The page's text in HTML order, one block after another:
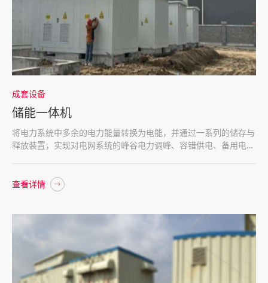
成套设备
储能一体机
将电力系统中多余的电力能量转换为电能，并通过一系列的储存与
释放装置，实现对电网系统的峰谷电力调峰、容错供电、备用电源
查看详情